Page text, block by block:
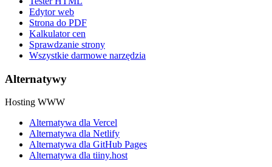
Edytor web
Strona do PDF
Kalkulator cen
Sprawdzanie strony
Wszystkie darmowe narzędzia
Alternatywy
Hosting WWW
Alternatywa dla Vercel
Alternatywa dla Netlify
Alternatywa dla GitHub Pages
Alternatywa dla tiiny.host